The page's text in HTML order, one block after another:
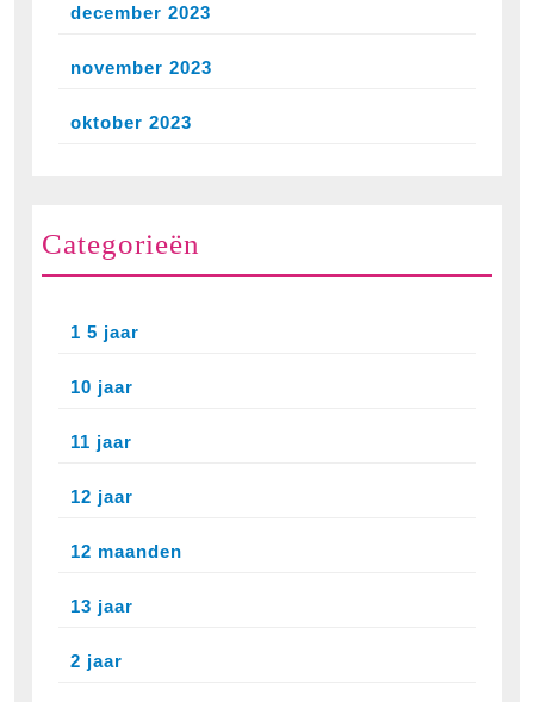
december 2023
november 2023
oktober 2023
Categorieën
1 5 jaar
10 jaar
11 jaar
12 jaar
12 maanden
13 jaar
2 jaar